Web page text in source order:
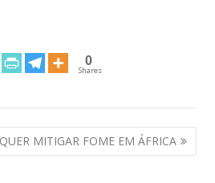
0
Shares
MITIGAR FOME EM ÁFRICA